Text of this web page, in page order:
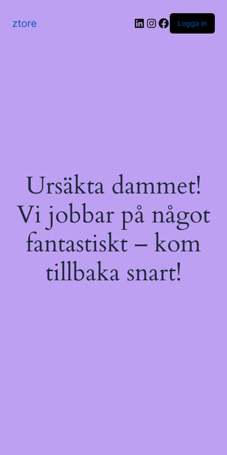
ztore LinkedIn
Instagram
Facebook
Logga in
Ursäkta dammet!
Vi jobbar på något
fantastiskt – kom
tillbaka snart!